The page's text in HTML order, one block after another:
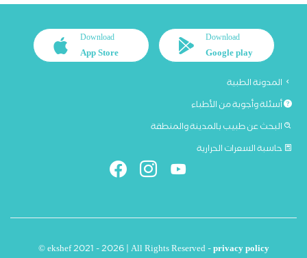
Download
Google play
Download
App Store
المدونة الطبية
أسئلة وأجوبة من الأطباء
البحث عن طبيب بالمدينة والمنطقة
حاسبة السعرات الحرارية
© ekshef 2021 - 2026 | All Rights Reserved -privacy policy